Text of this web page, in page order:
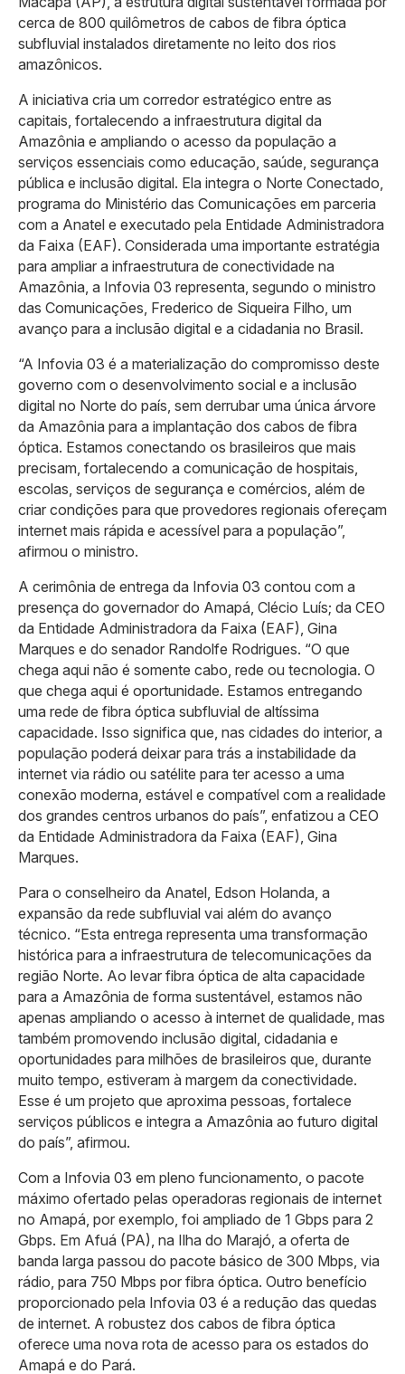
cerca de 800 quilômetros de cabos de fibra óptica
subfluvial instalados diretamente no leito dos rios
amazônicos.
A iniciativa cria um corredor estratégico entre as
capitais, fortalecendo a infraestrutura digital da
Amazônia e ampliando o acesso da população a
serviços essenciais como educação, saúde, segurança
pública e inclusão digital. Ela integra o Norte Conectado,
programa do Ministério das Comunicações em parceria
com a Anatel e executado pela Entidade Administradora
da Faixa (EAF). Considerada uma importante estratégia
para ampliar a infraestrutura de conectividade na
Amazônia, a Infovia 03 representa, segundo o ministro
das Comunicações, Frederico de Siqueira Filho, um
avanço para a inclusão digital e a cidadania no Brasil.
“A Infovia 03 é a materialização do compromisso deste
governo com o desenvolvimento social e a inclusão
digital no Norte do país, sem derrubar uma única árvore
da Amazônia para a implantação dos cabos de fibra
óptica. Estamos conectando os brasileiros que mais
precisam, fortalecendo a comunicação de hospitais,
escolas, serviços de segurança e comércios, além de
criar condições para que provedores regionais ofereçam
internet mais rápida e acessível para a população”,
afirmou o ministro.
A cerimônia de entrega da Infovia 03 contou com a
presença do governador do Amapá, Clécio Luís; da CEO
da Entidade Administradora da Faixa (EAF), Gina
Marques e do senador Randolfe Rodrigues. “O que
chega aqui não é somente cabo, rede ou tecnologia. O
que chega aqui é oportunidade. Estamos entregando
uma rede de fibra óptica subfluvial de altíssima
capacidade. Isso significa que, nas cidades do interior, a
população poderá deixar para trás a instabilidade da
internet via rádio ou satélite para ter acesso a uma
conexão moderna, estável e compatível com a realidade
dos grandes centros urbanos do país”, enfatizou a CEO
da Entidade Administradora da Faixa (EAF), Gina
Marques.
Para o conselheiro da Anatel, Edson Holanda, a
expansão da rede subfluvial vai além do avanço
técnico. “Esta entrega representa uma transformação
histórica para a infraestrutura de telecomunicações da
região Norte. Ao levar fibra óptica de alta capacidade
para a Amazônia de forma sustentável, estamos não
apenas ampliando o acesso à internet de qualidade, mas
também promovendo inclusão digital, cidadania e
oportunidades para milhões de brasileiros que, durante
muito tempo, estiveram à margem da conectividade.
Esse é um projeto que aproxima pessoas, fortalece
serviços públicos e integra a Amazônia ao futuro digital
do país”, afirmou.
Com a Infovia 03 em pleno funcionamento, o pacote
máximo ofertado pelas operadoras regionais de internet
no Amapá, por exemplo, foi ampliado de 1 Gbps para 2
Gbps. Em Afuá (PA), na Ilha do Marajó, a oferta de
banda larga passou do pacote básico de 300 Mbps, via
rádio, para 750 Mbps por fibra óptica. Outro benefício
proporcionado pela Infovia 03 é a redução das quedas
de internet. A robustez dos cabos de fibra óptica
oferece uma nova rota de acesso para os estados do
Amapá e do Pará.